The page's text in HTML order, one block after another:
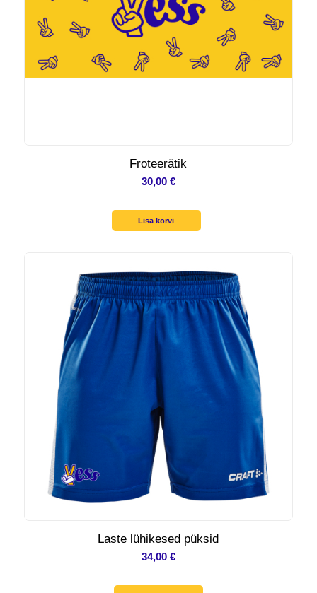
Froteerätik
30,00 €
Lisa korvi
Laste lühikesed püksid
34,00 €